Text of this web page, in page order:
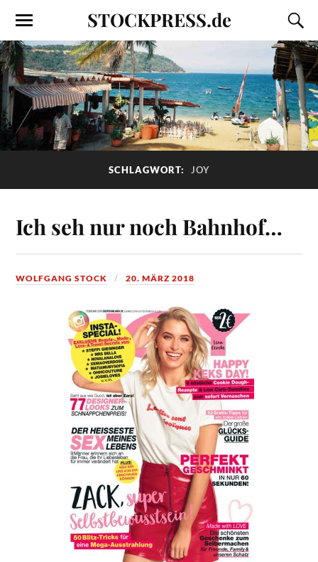
STOCKPRESS.de
SCHLAGWORT: JOY
Ich seh nur noch Bahnhof…
WOLFGANG STOCK 20. MÄRZ 2018